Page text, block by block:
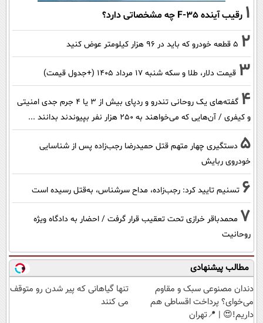
1 رقیب آینده F-35 چه مشخصاتی دارد؟
2 ۵ قطعه خودرو که باید در ۹۶ هزار کیلومتر عوض کنید
3 قیمت دلار، طلا و سکه شنبه ۱۷ مرداد ۱۴۰۵ (+جدول قیمت)
4
گفته‌های یک روحانی تندرو و ردپای بیش از ۳ یا ۴ جرم جدی امنیتی
و کیفری / آن‌هایی که می‌خواهند به ۲۵۰ هزار نفر بپیوندند بدانند ...
5 دستگیری چهار متهم قتل حمیدرضا رجب‌زاده پس از شناسایی
خودروی ربایش
6 تسنیم تایید کرد: رجب‌زاده، مداح سرشناس، به‌قتل رسیده است
7 محمدباقر خرازی تحت تعقیب قرار گرفت / احضار به دادگاه ویژه
روحانیت
مطالب پیشنهادی
دندان مصنوعی سبک و مقاوم
می‌خوای؟ پرداخت اقساطی هم
داریم!😍 | 📍تهران
تنها گیاهانی که پیر شدن رو متوقف
می کنند